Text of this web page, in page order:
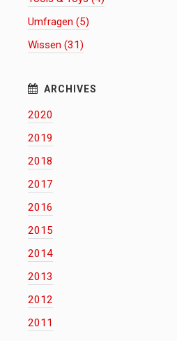
Umfragen (5)
Wissen (31)
2020
2019
2018
2017
2016
2015
2014
2013
2012
2011